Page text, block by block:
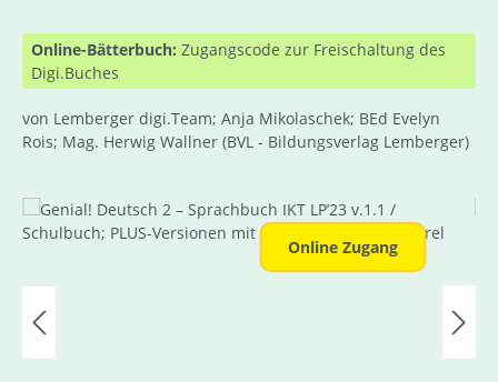
Online-Bätterbuch: Zugangscode zur Freischaltung des
Digi.Buches
von Lemberger digi.Team; Anja Mikolaschek; BEd Evelyn
Rois; Mag. Herwig Wallner (BVL - Bildungsverlag Lemberger)
Bildergalerie überspringen
Online Zugang